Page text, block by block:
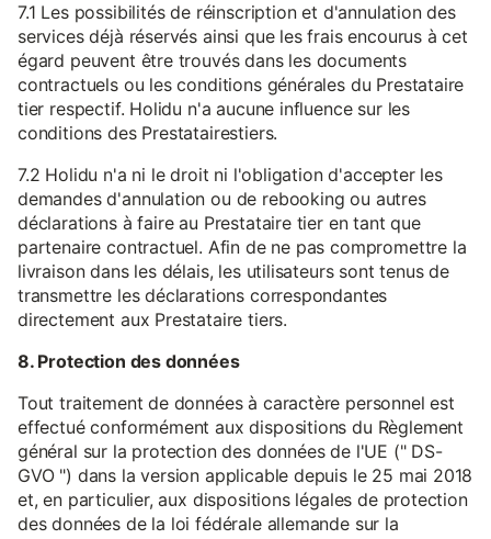
7.1 Les possibilités de réinscription et d'annulation des
services déjà réservés ainsi que les frais encourus à cet
égard peuvent être trouvés dans les documents
contractuels ou les conditions générales du Prestataire
tier respectif. Holidu n'a aucune influence sur les
conditions des Prestatairestiers.
7.2 Holidu n'a ni le droit ni l'obligation d'accepter les
demandes d'annulation ou de rebooking ou autres
déclarations à faire au Prestataire tier en tant que
partenaire contractuel. Afin de ne pas compromettre la
livraison dans les délais, les utilisateurs sont tenus de
transmettre les déclarations correspondantes
directement aux Prestataire tiers.
8. Protection des données
Tout traitement de données à caractère personnel est
effectué conformément aux dispositions du Règlement
général sur la protection des données de l'UE (" DS-
GVO ") dans la version applicable depuis le 25 mai 2018
et, en particulier, aux dispositions légales de protection
des données de la loi fédérale allemande sur la